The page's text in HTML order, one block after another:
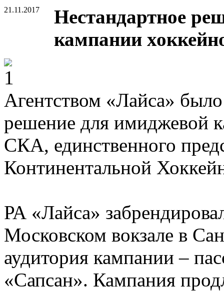
21.11.2017
Нестандартное
кампании
Агентством «Лайса»
решение для имиджевой
СКА, единственного
Континентальной
РА «Лайса»
Московском вокзале в
аудитория кампании –
«Сапсан». Кампания